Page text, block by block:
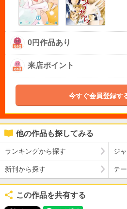
0円作品あり
来店ポイント
今すぐ会員登録す
他の作品も探してみる
ランキングから探す ジ
新刊から探す テ
この作品を共有する